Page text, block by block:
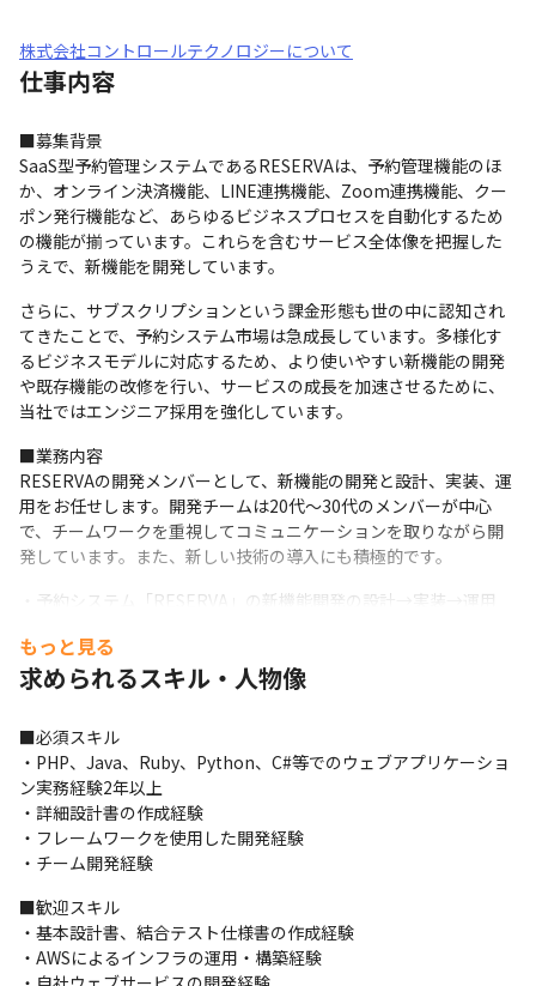
株式会社コントロールテクノロジーについて
仕事内容
■募集背景
SaaS型予約管理システムであるRESERVAは、予約管理機能のほ
か、オンライン決済機能、LINE連携機能、Zoom連携機能、クー
ポン発行機能など、あらゆるビジネスプロセスを自動化するため
の機能が揃っています。これらを含むサービス全体像を把握した
うえで、新機能を開発しています。
さらに、サブスクリプションという課金形態も世の中に認知され
てきたことで、予約システム市場は急成長しています。多様化す
るビジネスモデルに対応するため、より使いやすい新機能の開発
や既存機能の改修を行い、サービスの成長を加速させるために、
当社ではエンジニア採用を強化しています。
■業務内容
RESERVAの開発メンバーとして、新機能の開発と設計、実装、運
用をお任せします。開発チームは20代～30代のメンバーが中心
で、チームワークを重視してコミュニケーションを取りながら開
発しています。また、新しい技術の導入にも積極的です。
・予約システム「RESERVA」の新機能開発の設計→実装→運用
設計やチューニングも担当可
■開発環境
フレームワーク：Symfony、Laravel
データベース：PostgreSQL
その他：AWS
■当ポジションの魅力
私たちは、すべてのステークホルダーに対して、誠実な関係を築
提供、取引先との取引はもちろん、社員と企業の間で築かれる関
係、そして社員間での互いに尊重し合う姿勢を心がけています。
もっと見る
求められるスキル・人物像
■必須スキル
・PHP、Java、Ruby、Python、C#等でのウェブアプリケーショ
ン実務経験2年以上
・詳細設計書の作成経験
・フレームワークを使用した開発経験
・チーム開発経験
■歓迎スキル
・基本設計書、結合テスト仕様書の作成経験
・AWSによるインフラの運用・構築経験